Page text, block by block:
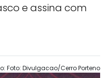
e assina com
Foto: Divulgacao/Cerro Porteno